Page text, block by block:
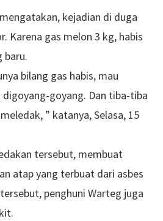
kejadian di duga
Karena gas melon 3 kg, habis
baru.
bilang gas habis, mau
goyang. Dan tiba-tiba
” katanya, Selasa, 15
tersebut, membuat
atap yang terbuat dari asbes
penghuni Warteg juga